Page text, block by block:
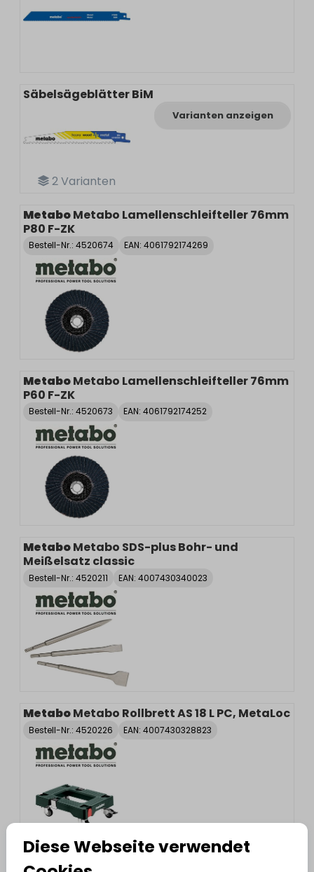
2Varianten
Säbelsägeblätter BiM
Varianten anzeigen
MetaboMetabo Lamellenschleifteller 76mm
P80 F-ZK
Bestell-Nr.: 4520674 EAN: 4061792174269
MetaboMetabo Lamellenschleifteller 76mm
P60 F-ZK
Bestell-Nr.: 4520673 EAN: 4061792174252
MetaboMetabo SDS-plus Bohr- und
Meißelsatz classic
Bestell-Nr.: 4520211 EAN: 4007430340023
MetaboMetabo Rollbrett AS 18 L PC, MetaLoc
Bestell-Nr.: 4520226 EAN: 4007430328823
Metabo Metabo Säbelsägeblätter H+M
Diese Webseite verwendet